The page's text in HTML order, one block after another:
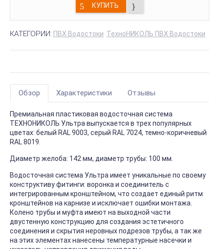
КУПИТЬ
КАТЕГОРИИ: ПВХ Водостоки ТехноНИКОЛЬ ПВХ Водостоки
Обзор Характеристики Отзывы
Премиальная пластиковая водосточная система
ТЕХНОНИКОЛЬ Ультра выпускается в трех популярных
цветах: белый RAL 9003, серый RAL 7024, темно-коричневый
RAL 8019.
Диаметр желоба: 142 мм, диаметр трубы: 100 мм.
Водосточная система Ультра имеет уникальные по своему
конструктиву фитинги: воронка и соединитель с
интегрированным кронштейном, что создает единый ритм
кронштейнов на карнизе и исключает ошибки монтажа.
Колено трубы и муфта имеют на выходной части
двустенную конструкцию для создания эстетичного
соединения и скрытия неровных подрезов трубы, а так же
на этих элементах нанесены температурные насечки и